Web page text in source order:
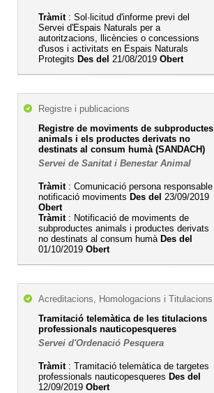
Tràmit: Sol·licitud d'informe previ del
Servei d'Espais Naturals per a
autoritzacions, llicències o concessions
d'usos i activitats en Espais Naturals
Protegits Des del 21/08/2019 Obert
Registre i publicacions
Registre de moviments de subproductes
animals i els productes derivats no
destinats al consum humà (SANDACH)
Servei de Sanitat i Benestar Animal
Tràmit: Comunicació persona responsable
notificació moviments Des del 23/09/2019
Obert
Tràmit: Notificació de moviments de
subproductes animals i productes derivats
no destinats al consum humà Des del
01/10/2019 Obert
Acreditacions, Homologacions i Titulacions
Tramitació telemàtica de les titulacions
professionals nauticopesqueres
Servei d'Ordenació Pesquera
Tràmit: Tramitació telemàtica de targetes
professionals nauticopesqueres Des del
12/09/2019 Obert